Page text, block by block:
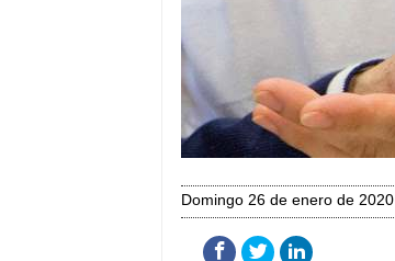
domingo 26 de enero de 2020